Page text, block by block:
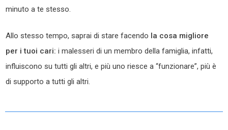
minuto a te stesso.
Allo stesso tempo, saprai di stare facendo la cosa migliore
per i tuoi cari: i malesseri di un membro della famiglia, infatti,
influiscono su tutti gli altri, e più uno riesce a “funzionare”, più è
di supporto a tutti gli altri.